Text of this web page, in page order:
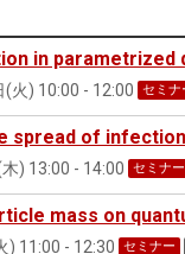
in parametrized
火) 10:00 - 12:00 セミナ
spread of
) 13:00 - 14:00 セミナー
mass on
) 11:00 - 12:30 セミナー